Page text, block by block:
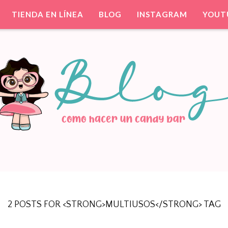
TIENDA EN LÍNEA BLOG INSTAGRAM
2 POSTS FOR <STRONG>MULTIUSOS</STRONG> TAG